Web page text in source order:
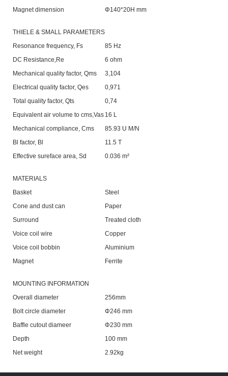
Magnet dimension
Φ140*20H mm
THIELE & SMALL PARAMETERS
Resonance frequency, Fs
85 Hz
DC Resistance,Re
6 ohm
Mechanical quality factor, Qms
3,104
Electrical quality factor, Qes
0,971
Total quality factor, Qts
0,74
Equivalent air volume to cms,Vas 16 L
Mechanical compliance, Cms
85.93 U M/N
Bl factor, Bl
11.5 T
Effective sureface area, Sd
0.036 m²
MATERIALS
Basket
Steel
Cone and dust can
Paper
Surround
Treated cloth
Voice coil wire
Copper
Voice coil bobbin
Aluminium
Magnet
Ferrite
MOUNTING INFORMATION
Overall diameter
256mm
Bolt circle diameter
Φ246 mm
Baffle cutout diameer
Φ230 mm
Depth
100 mm
Net weight
2.92kg